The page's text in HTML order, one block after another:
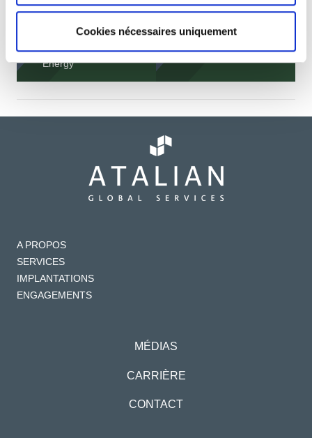
Cookies nécessaires uniquement
DIAZ, Directeur
chez ATALIAN
Maintenance &
Energy
le Duo Day !
A PROPOS
SERVICES
IMPLANTATIONS
ENGAGEMENTS
MÉDIAS
CARRIÈRE
CONTACT